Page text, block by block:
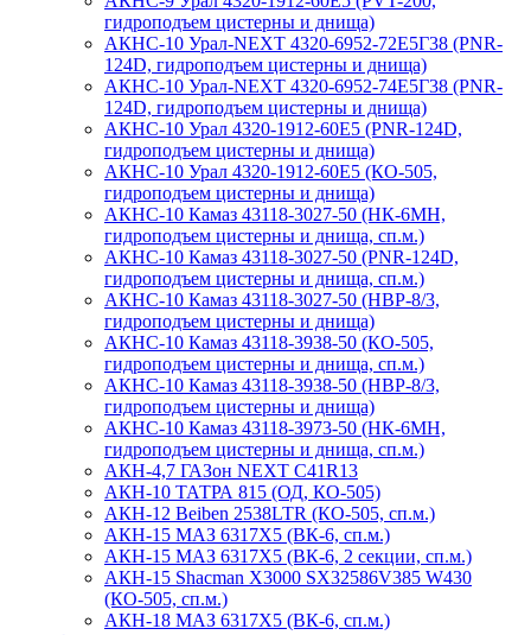
гидроподъем цистерны и днища)
АКНС-10 Урал-NEXT 4320-6952-72Е5Г38 (PNR-
124D, гидроподъем цистерны и днища)
АКНС-10 Урал-NEXT 4320-6952-74Е5Г38 (PNR-
124D, гидроподъем цистерны и днища)
АКНС-10 Урал 4320-1912-60Е5 (PNR-124D,
гидроподъем цистерны и днища)
АКНС-10 Урал 4320-1912-60Е5 (КО-505,
гидроподъем цистерны и днища)
АКНС-10 Камаз 43118-3027-50 (НК-6МН,
гидроподъем цистерны и днища, сп.м.)
АКНС-10 Камаз 43118-3027-50 (PNR-124D,
гидроподъем цистерны и днища, сп.м.)
АКНС-10 Камаз 43118-3027-50 (НВР-8/3,
гидроподъем цистерны и днища)
АКНС-10 Камаз 43118-3938-50 (КО-505,
гидроподъем цистерны и днища, сп.м.)
АКНС-10 Камаз 43118-3938-50 (НВР-8/3,
гидроподъем цистерны и днища)
АКНС-10 Камаз 43118-3973-50 (НК-6МН,
гидроподъем цистерны и днища, сп.м.)
АКН-4,7 ГАЗон NEXT C41R13
АКН-10 ТАТРА 815 (ОД, КО-505)
АКН-12 Beiben 2538LTR (КО-505, сп.м.)
АКН-15 МАЗ 6317Х5 (ВК-6, сп.м.)
АКН-15 МАЗ 6317Х5 (ВК-6, 2 секции, сп.м.)
АКН-15 Shacman X3000 SX32586V385 W430
(КО-505, сп.м.)
АКН-18 МАЗ 6317Х5 (ВК-6, сп.м.)